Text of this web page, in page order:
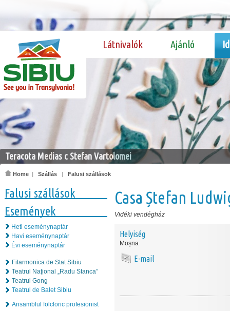
Látnivalók Ajánló
Teracota Medias c Stefan Vartolomei
Home | Szállás | Falusi szállások
Falusi szállások
Események
Heti eseménynaptár
Havi eseménynaptár
Évi eseménynaptár
Filarmonica de Stat Sibiu
Teatrul Naţional „Radu Stanca”
Teatrul Gong
Teatrul de Balet Sibiu
Ansamblul folcloric profesionist
Casa Ștefan
Vidéki vendégház
Helyiség
Moșna
E-mail